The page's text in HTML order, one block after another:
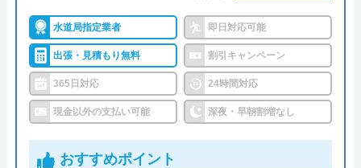
水道局指定業者 即日対応可能
出張・見積もり無料 割引キャンペーン
365日対応 24時間対応
現金以外の支払い可能 深夜・早朝割増なし
おすすめポイント